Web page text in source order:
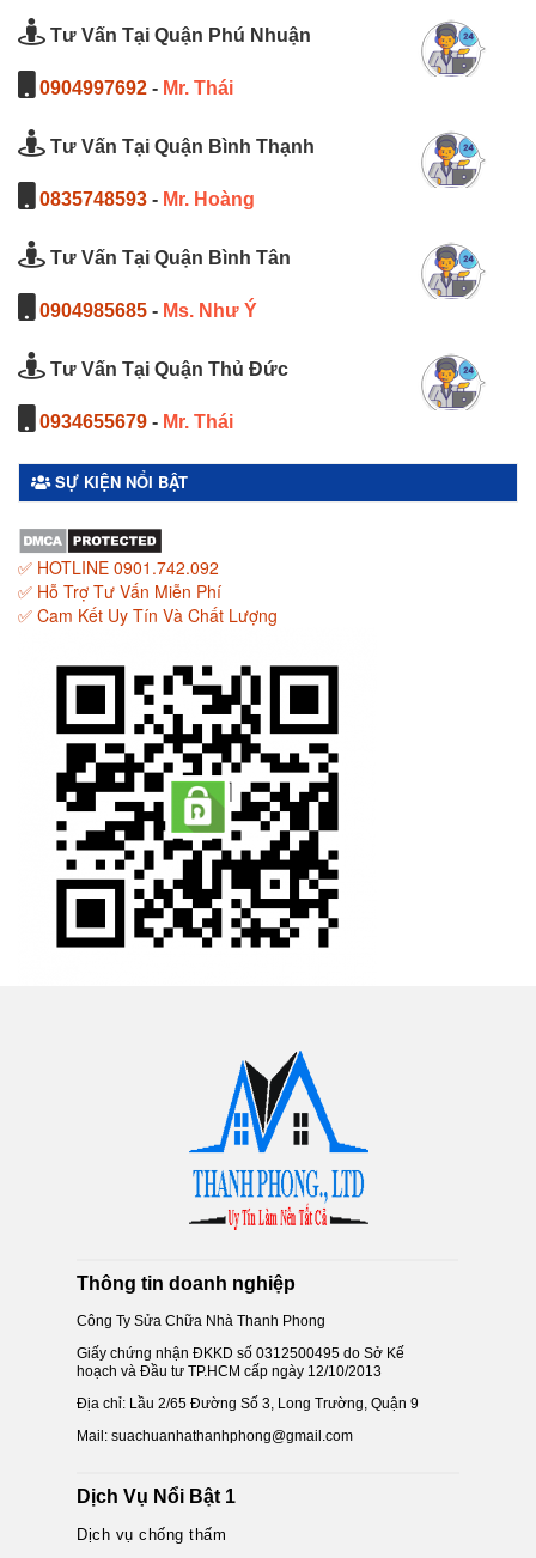
Tư Vấn Tại Quận Phú Nhuận
0904997692 - Mr. Thái
Tư Vấn Tại Quận Bình Thạnh
0835748593 - Mr. Hoàng
Tư Vấn Tại Quận Bình Tân
0904985685 - Ms. Như Ý
Tư Vấn Tại Quận Thủ Đức
0934655679 - Mr. Thái
SỰ KIỆN NỔI BẬT
✅ HOTLINE 0901.742.092
✅ Hỗ Trợ Tư Vấn Miễn Phí
✅ Cam Kết Uy Tín Và Chất Lượng
Thông tin doanh nghiệp
Công Ty Sửa Chữa Nhà Thanh Phong
Giấy chứng nhận ĐKKD số 0312500495 do Sở Kế
hoạch và Đầu tư TP.HCM cấp ngày 12/10/2013
Địa chỉ: Lầu 2/65 Đường Số 3, Long Trường, Quận 9
Mail: suachuanhathanhphong@gmail.com
Dịch Vụ Nổi Bật 1
Dịch vụ chống thấm